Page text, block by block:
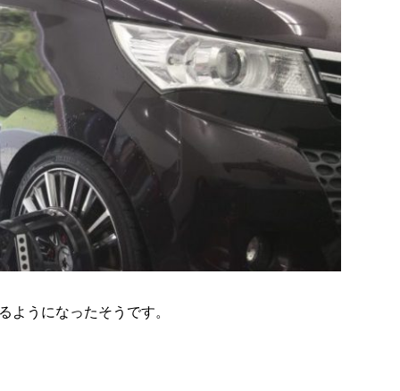
ようになったそうです。